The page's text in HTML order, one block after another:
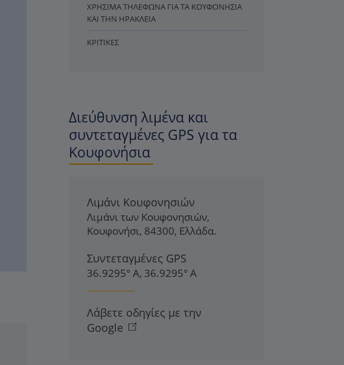
ΧΡΉΣΙΜΑ ΤΗΛΈΦΩΝΑ ΓΙΑ ΤΑ ΚΟΥΦΟΝΉΣΙΑ
ΚΑΙ ΤΗΝ ΗΡΑΚΛΕΙΆ
ΚΡΙΤΙΚΈΣ
Διεύθυνση λιμένα και
συντεταγμένες GPS για τα
Κουφονήσια
Λιμάνι Κουφονησιών
Λιμάνι των Κουφονησιών,
Κουφονήσι, 84300, Ελλάδα.
Συντεταγμένες GPS
36.9295° Α, 36.9295° Α
Λάβετε οδηγίες με την
Google